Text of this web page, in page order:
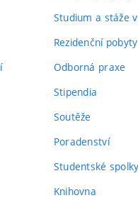
Studium a stáže
Rezidenční pobyty
Odborná praxe
Stipendia
Soutěže
Poradenství
Studentské
Knihovna